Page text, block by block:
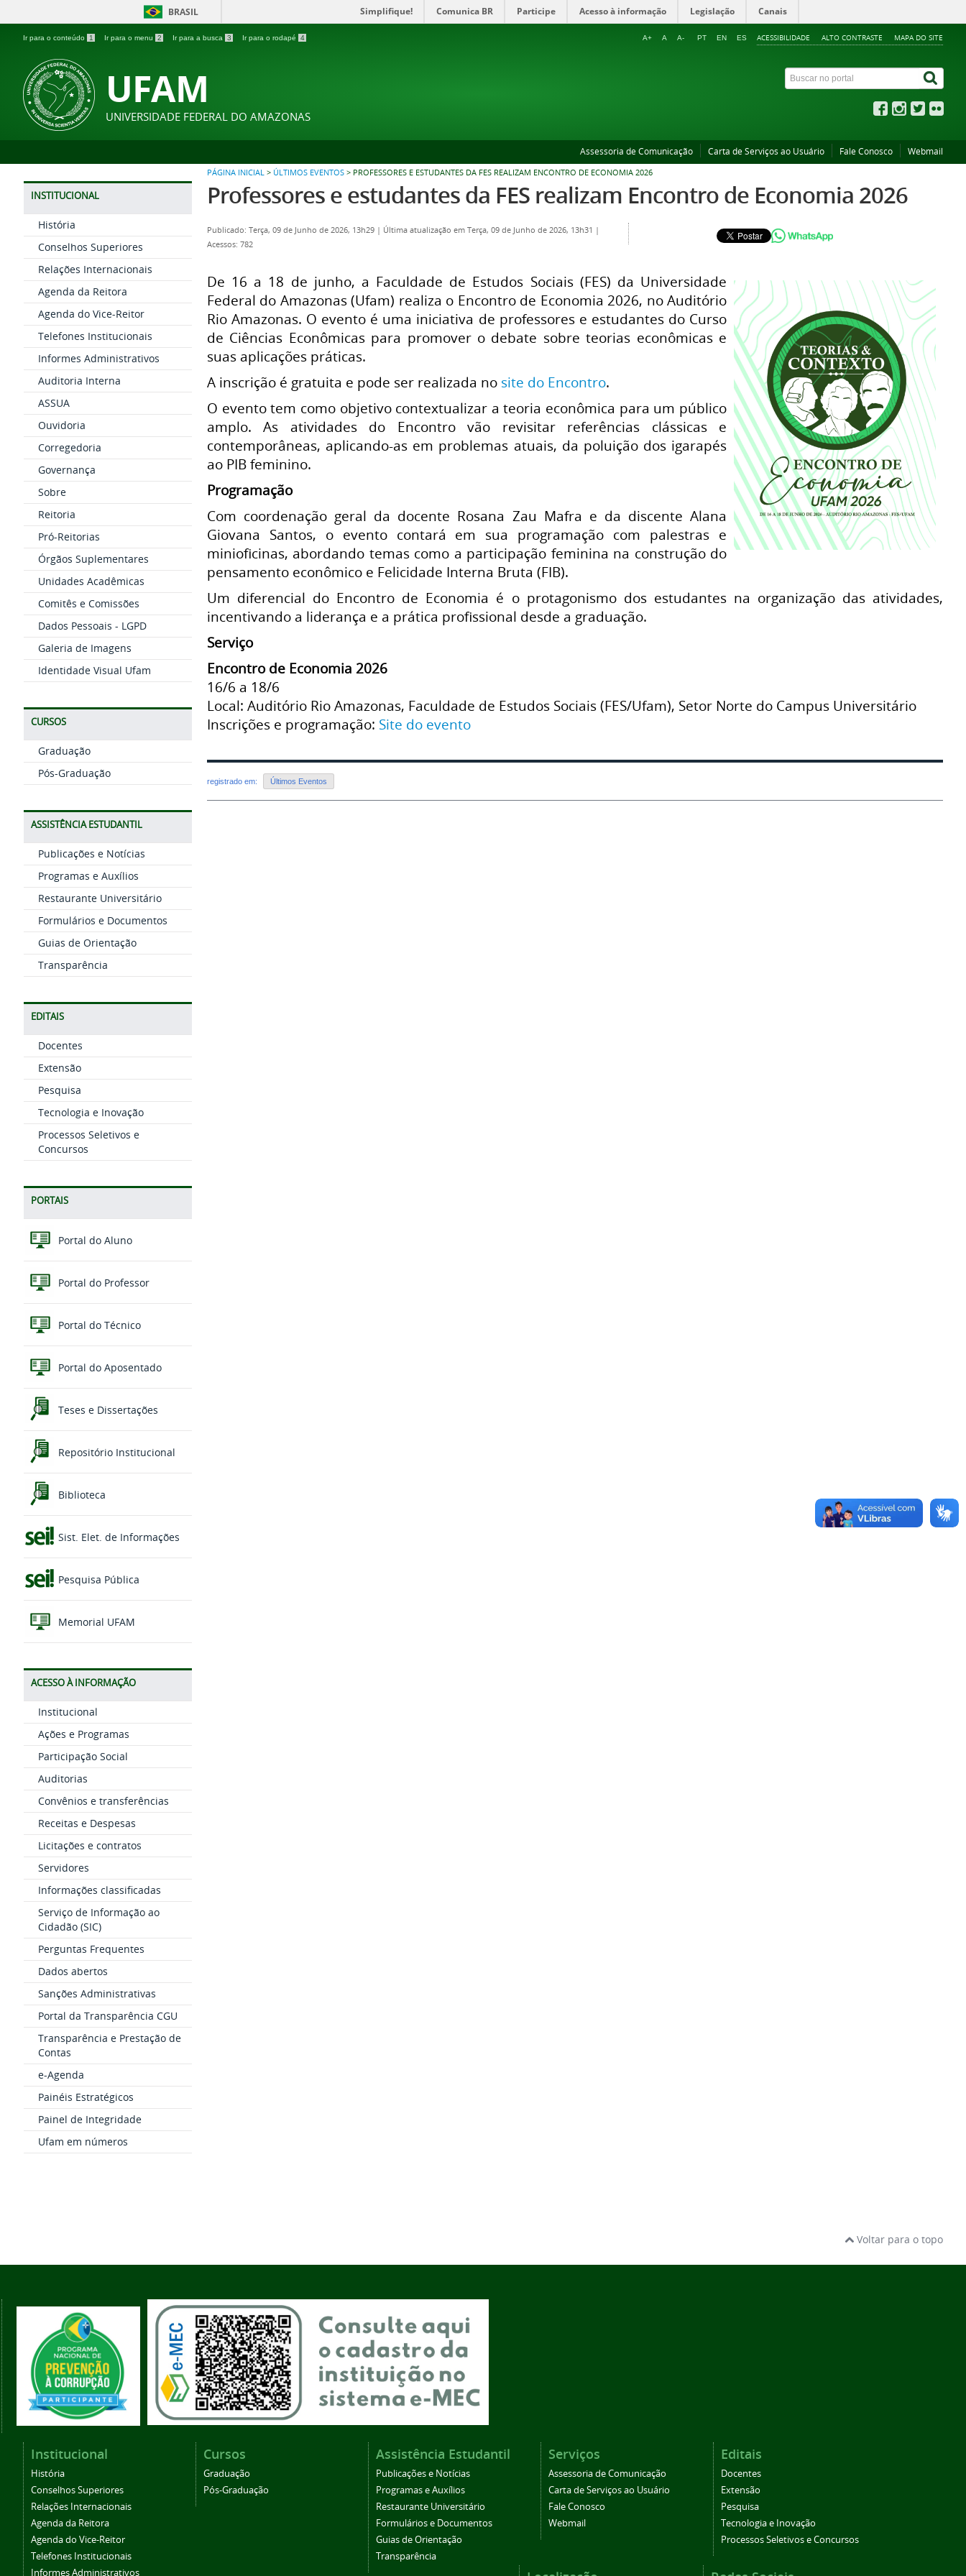
BRASIL Simplifique! Comunica BR Participe Acesso à informação Legislação Canais
Ir para o conteúdo 1 Ir para o menu 2 Ir para a busca 3 Ir para o rodapé 4 ACESSIBILIDADE ALTO CONTRASTE MAPA DO SITE
A+ A A- PT EN ES
UFAM
UNIVERSIDADE FEDERAL DO AMAZONAS
Assessoria de Comunicação Carta de Serviços ao Usuário Fale Conosco Webmail
PÁGINA INICIAL > ÚLTIMOS EVENTOS > PROFESSORES E ESTUDANTES DA FES REALIZAM ENCONTRO DE ECONOMIA 2026
INSTITUCIONAL
História
Conselhos Superiores
Relações Internacionais
Agenda da Reitora
Agenda do Vice-Reitor
Telefones Institucionais
Informes Administrativos
Auditoria Interna
ASSUA
Ouvidoria
Corregedoria
Governança
Sobre
Reitoria
Pró-Reitorias
Órgãos Suplementares
Unidades Acadêmicas
Comitês e Comissões
Dados Pessoais - LGPD
Galeria de Imagens
Identidade Visual Ufam
CURSOS
Graduação
Pós-Graduação
ASSISTÊNCIA ESTUDANTIL
Publicações e Notícias
Programas e Auxílios
Restaurante Universitário
Formulários e Documentos
Guias de Orientação
Transparência
EDITAIS
Docentes
Extensão
Pesquisa
Tecnologia e Inovação
Processos Seletivos e
Concursos
PORTAIS
Portal do Aluno
Portal do Professor
Portal do Técnico
Portal do Aposentado
Teses e Dissertações
Repositório Institucional
Biblioteca
Sist. Elet. de Informações
Pesquisa Pública
Memorial UFAM
ACESSO À INFORMAÇÃO
Institucional
Ações e Programas
Participação Social
Auditorias
Convênios e transferências
Receitas e Despesas
Licitações e contratos
Servidores
Informações classificadas
Serviço de Informação ao
Cidadão (SIC)
Perguntas Frequentes
Dados abertos
Sanções Administrativas
Portal da Transparência CGU
Transparência e Prestação de
Contas
e-Agenda
Painéis Estratégicos
Painel de Integridade
Ufam em números
Professores e estudantes da FES realizam Encontro de Economia 2026
Publicado: Terça, 09 de Junho de 2026, 13h29 | Última atualização em Terça, 09 de Junho de 2026, 13h31 |
Acessos: 782
De 16 a 18 de junho, a Faculdade de Estudos Sociais (FES) da Universidade
Federal do Amazonas (Ufam) realiza o Encontro de Economia 2026, no Auditório
Rio Amazonas. O evento é uma iniciativa de professores e estudantes do Curso
de Ciências Econômicas para promover o debate sobre teorias econômicas e
suas aplicações práticas.
A inscrição é gratuita e pode ser realizada no site do Encontro.
O evento tem como objetivo contextualizar a teoria econômica para um público
amplo. As atividades do Encontro vão revisitar referências clássicas e
contemporâneas, aplicando-as em problemas atuais, da poluição dos igarapés
ao PIB feminino.
Programação
Com coordenação geral da docente Rosana Zau Mafra e da discente Alana
Giovana Santos, o evento contará em sua programação com palestras e
minioficinas, abordando temas como a participação feminina na construção do
pensamento econômico e Felicidade Interna Bruta (FIB).
Um diferencial do Encontro de Economia é o protagonismo dos estudantes na organização das atividades,
incentivando a liderança e a prática profissional desde a graduação.
Serviço
Encontro de Economia 2026
16/6 a 18/6
Local: Auditório Rio Amazonas, Faculdade de Estudos Sociais (FES/Ufam), Setor Norte do Campus Universitário
Inscrições e programação: Site do evento
registrado em: Últimos Eventos
Voltar para o topo
Institucional
História
Conselhos Superiores
Relações Internacionais
Agenda da Reitora
Agenda do Vice-Reitor
Telefones Institucionais
Informes Administrativos
Cursos
Graduação
Pós-Graduação
Assistência Estudantil
Publicações e Notícias
Programas e Auxílios
Restaurante Universitário
Formulários e Documentos
Guias de Orientação
Transparência
Serviços
Assessoria de Comunicação
Carta de Serviços ao Usuário
Fale Conosco
Webmail
Editais
Docentes
Extensão
Pesquisa
Tecnologia e Inovação
Processos Seletivos e Concursos